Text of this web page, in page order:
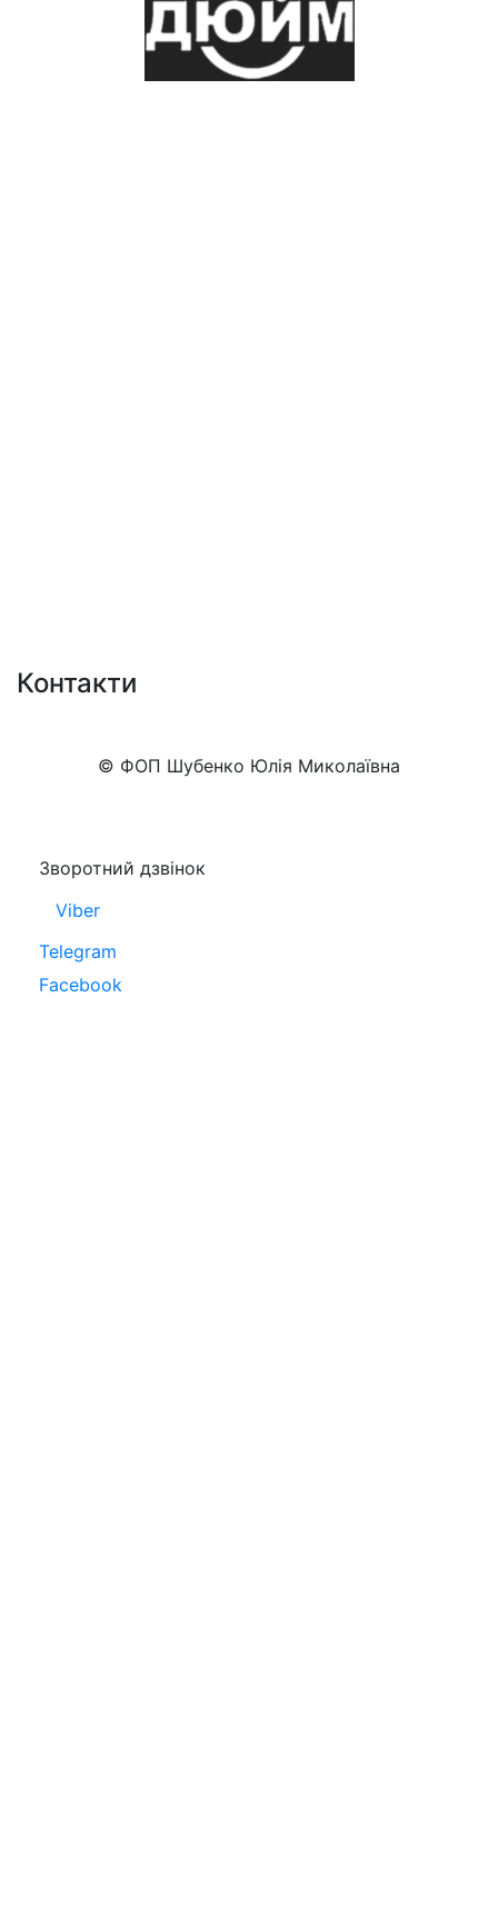
Контакти
© ФОП Шубенко Юлія Миколаївна
Зворотний дзвінок
Viber
Telegram
Facebook